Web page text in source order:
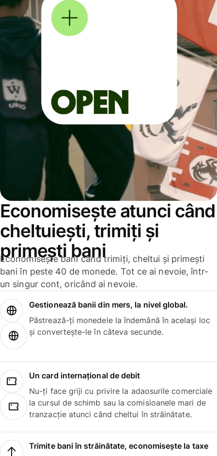
Economisește atunci când
cheltuiești, trimiți și
primești bani
Economisește bani când trimiți, cheltui și primești
bani în peste 40 de monede. Tot ce ai nevoie, într-
un singur cont, oricând ai nevoie.
Gestionează banii din mers, la nivel global.
Păstrează-ți monedele la îndemână în același loc
și convertește-le în câteva secunde.
Un card internațional de debit
Nu-ți face griji cu privire la adaosurile comerciale
la cursul de schimb sau la comisioanele mari de
tranzacție atunci când cheltui în străinătate.
Trimite bani în străinătate, economisește la taxe